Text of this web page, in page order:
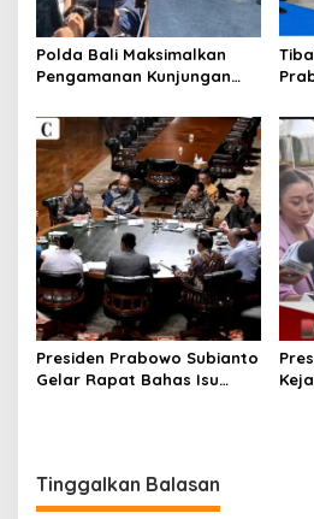
Polda Bali Maksimalkan
Pengamanan Kunjungan
Presiden Prabowo Subianto
Gelar Rapat Bahas Isu
Tinggalkan Balasan